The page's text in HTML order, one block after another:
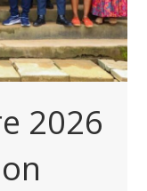
2026